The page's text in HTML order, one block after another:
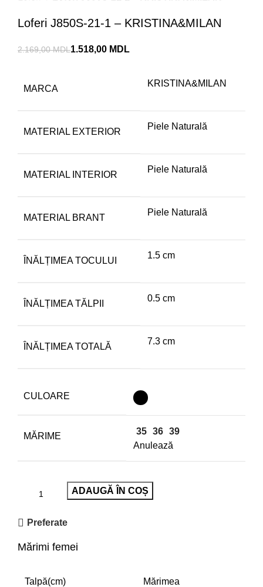
Loferi J850S-21-1 – KRISTINA&MILAN
2.169,00MDL1.518,00 MDL
MARCA
KRISTINA&MILAN
MATERIAL EXTERIOR
Piele Naturală
MATERIAL INTERIOR
Piele Naturală
MATERIAL BRANT
Piele Naturală
ÎNĂLȚIMEA TOCULUI
1.5 cm
ÎNĂLȚIMEA TĂLPII
0.5 cm
ÎNĂLȚIMEA TOTALĂ
7.3 cm
CULOARE
MĂRIME 35 36 39
Anulează
ADAUGĂ ÎN COȘ
Preferate
Mărimi femei
Talpă(cm) Mărimea